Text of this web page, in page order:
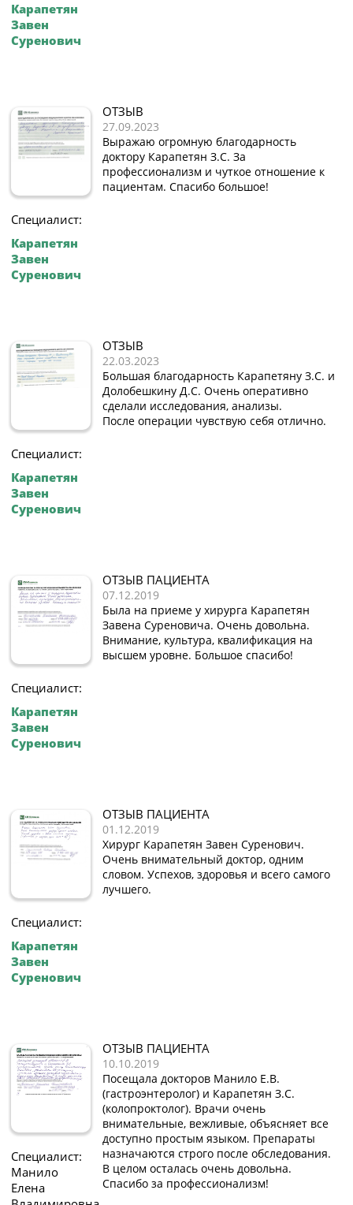
Карапетян
Завен
Суренович
Специалист:
Карапетян
Завен
Суренович
ОТЗЫВ
27.09.2023
Выражаю огромную благодарность
доктору Карапетян З.С. За
профессионализм и чуткое отношение к
пациентам. Спасибо большое!
Специалист:
Карапетян
Завен
Суренович
ОТЗЫВ
22.03.2023
Большая благодарность Карапетяну З.С. и
Долобешкину Д.С. Очень оперативно
сделали исследования, анализы.
После операции чувствую себя отлично.
Специалист:
Карапетян
Завен
Суренович
ОТЗЫВ ПАЦИЕНТА
07.12.2019
Была на приеме у хирурга Карапетян
Завена Суреновича. Очень довольна.
Внимание, культура, квалификация на
высшем уровне. Большое спасибо!
Специалист:
Карапетян
Завен
Суренович
ОТЗЫВ ПАЦИЕНТА
01.12.2019
Хирург Карапетян Завен Суренович.
Очень внимательный доктор, одним
словом. Успехов, здоровья и всего самого
лучшего.
Специалист:
Манило
Елена
ОТЗЫВ ПАЦИЕНТА
10.10.2019
Посещала докторов Манило Е.В.
(гастроэнтеролог) и Карапетян З.С.
(колопроктолог). Врачи очень
внимательные, вежливые, объясняет все
доступно простым языком. Препараты
назначаются строго после обследования.
В целом осталась очень довольна.
Спасибо за профессионализм!